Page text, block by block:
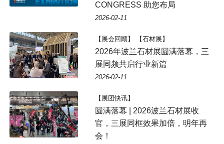
CONGRESS 助您布局
2026-02-11
【展会回顾】 【石材展】
2026年波兰石材展圆满落幕，三
展同频共启行业新篇
2026-02-11
【展团快讯】
圆满落幕 | 2026波兰石材展收
官，三展同框效果加倍，明年再
会！